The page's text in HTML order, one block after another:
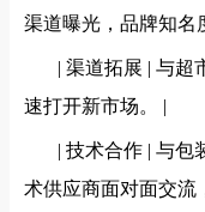
渠道曝光，品牌知名
| 渠道拓展 | 与超
速打开新市场。 |
| 技术合作 | 与包
术供应商面对面交流